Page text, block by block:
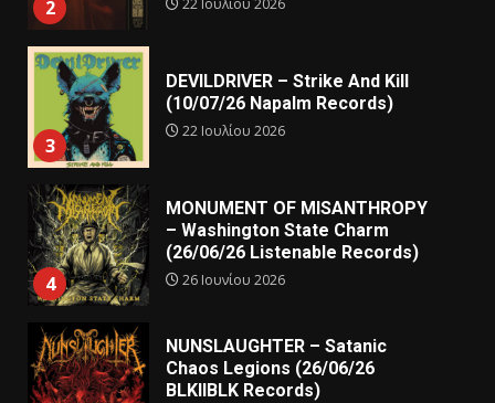
2 22 Ιουλίου 2026
3
DEVILDRIVER – Strike And Kill
(10/07/26 Napalm Records)
22 Ιουλίου 2026
4
MONUMENT OF MISANTHROPY
– Washington State Charm
(26/06/26 Listenable Records)
26 Ιουνίου 2026
NUNSLAUGHTER – Satanic
Chaos Legions (26/06/26
BLKIIBLK Records)